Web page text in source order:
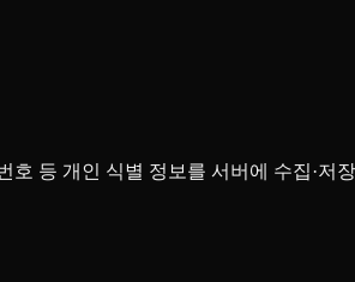
호 등 개인 식별 정보를 서버에 수집·